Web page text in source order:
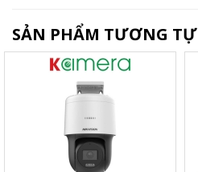
SẢN PHẨM TƯƠNG TỰ